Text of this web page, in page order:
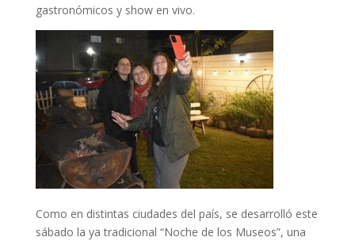
gastronómicos y show en vivo.
Como en distintas ciudades del país, se desarrolló este
sábado la ya tradicional “Noche de los Museos”, una